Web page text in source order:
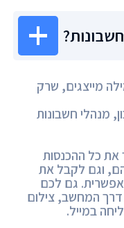
מייצגים, שרק
מנהלי חשבונות
את כל ההכנסות
וגם לקבל את
גם לכם
המחשב, צילום
במייל.